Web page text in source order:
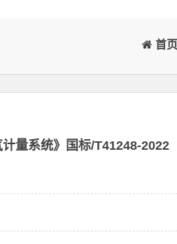
首页
计量系统》国标/T41248-2022